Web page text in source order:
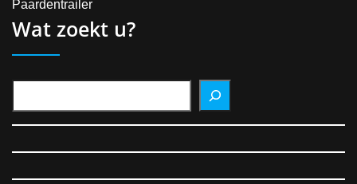
Paardentrailer
Wat zoekt u?